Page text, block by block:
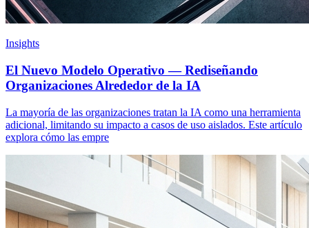
Insights
El Nuevo Modelo Operativo — Rediseñando
Organizaciones Alrededor de la IA
La mayoría de las organizaciones tratan la IA como una herramienta
adicional, limitando su impacto a casos de uso aislados. Este artículo
explora cómo las empre